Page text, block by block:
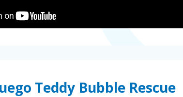
Teddy Bubble Rescue